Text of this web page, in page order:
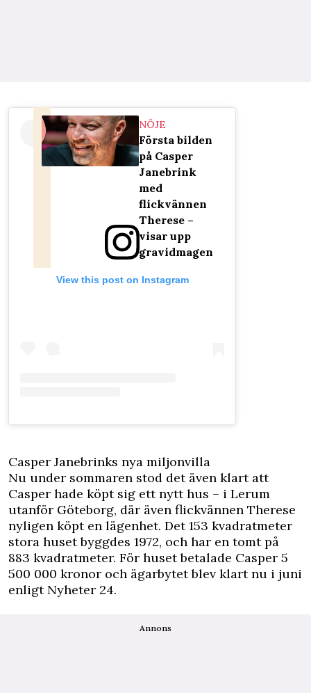
View this post on Instagram
NÖJE
Första bilden
på Casper
Janebrink
med
flickvännen
Therese –
visar upp
gravidmagen
Casper Janebrinks nya miljonvilla
Nu under sommaren stod det även klart att
Casper hade köpt sig ett nytt hus – i Lerum
utanför Göteborg, där även flickvännen Therese
nyligen köpt en lägenhet. Det 153 kvadratmeter
stora huset byggdes 1972, och har en tomt på
883 kvadratmeter. För huset betalade Casper 5
500 000 kronor och ägarbytet blev klart nu i juni
enligt Nyheter 24.
Annons